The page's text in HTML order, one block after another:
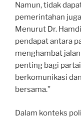
Namun, tidak
pemerintahan
Menurut Dr.
pendapat antara
menghambat
penting bagi
berkomunikasi
bersama.”
Dalam konteks